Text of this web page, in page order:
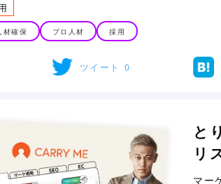
材確保 プロ人材 採用
ツイート 0
と
リ
マー